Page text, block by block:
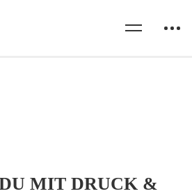
MIT DRUCK &